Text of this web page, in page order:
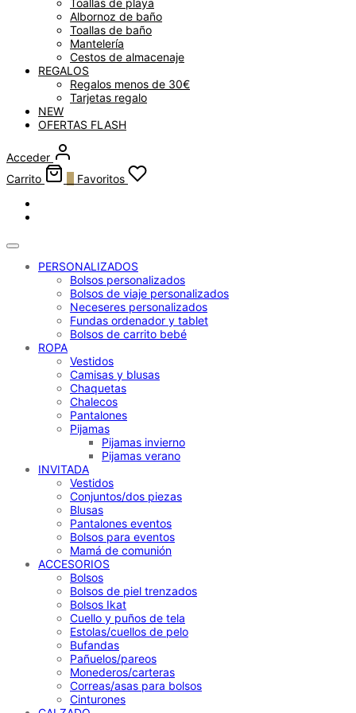
Albornoz de baño
Toallas de baño
Mantelería
Cestos de almacenaje
REGALOS
Regalos menos de 30€
Tarjetas regalo
NEW
OFERTAS FLASH
Acceder
Carrito
Favoritos
PERSONALIZADOS
Bolsos personalizados
Bolsos de viaje personalizados
Neceseres personalizados
Fundas ordenador y tablet
Bolsos de carrito bebé
ROPA
Vestidos
Camisas y blusas
Chaquetas
Chalecos
Pantalones
Pijamas
Pijamas invierno
Pijamas verano
INVITADA
Vestidos
Conjuntos/dos piezas
Blusas
Pantalones eventos
Bolsos para eventos
Mamá de comunión
ACCESORIOS
Bolsos
Bolsos de piel trenzados
Bolsos Ikat
Cuello y puños de tela
Estolas/cuellos de pelo
Bufandas
Pañuelos/pareos
Monederos/carteras
Correas/asas para bolsos
Cinturones